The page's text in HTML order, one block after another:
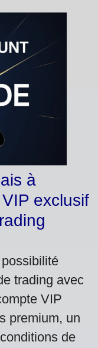
à
exclusif
trading avec
VIP
premium, un
de